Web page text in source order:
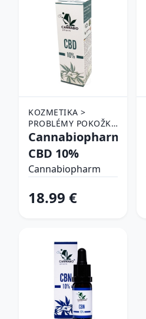
KOZMETIKA >
PROBLÉMY POKOŽKY
> AKNÉ A
PROBLEMATICKÁ
PLEŤ
Cannabiopharm
CBD 10%
Cannabiopharm
18.99 €